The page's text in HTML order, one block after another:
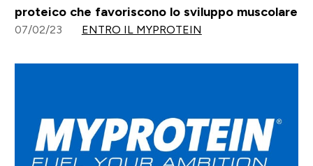
proteico che favoriscono lo sviluppo muscolare
07/02/23 ENTRO IL MYPROTEIN